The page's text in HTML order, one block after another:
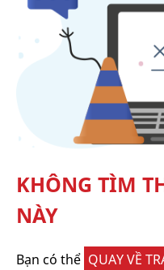
KHÔNG TÌM
NÀY
Bạn có thể QUAY VỀ